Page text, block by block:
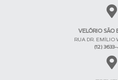
VELÓRIO SÃO
RUA DR. EMÍLIO
(12)